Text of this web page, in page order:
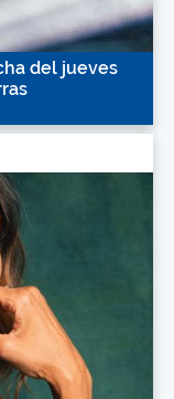
del jueves